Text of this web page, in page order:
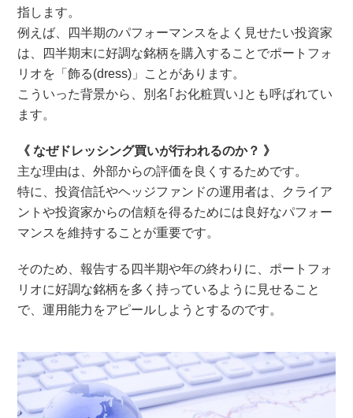
指します。
例えば、四半期のパフォーマンスをよく見せたい投資家
は、四半期末に好調な銘柄を購入することでポートフォ
リオを「飾る(dress)」ことがあります。
こういった背景から、別名｢お化粧買い｣とも呼ばれてい
ます。
《 なぜドレッシング買いが行われるのか？ 》
主な理由は、外部からの評価を良くするためです。
特に、投資信託やヘッジファンドの運用者は、クライア
ントや投資家からの信頼を得るためには良好なパフォー
マンスを維持することが重要です。
そのため、報告する四半期や年の終わりに、ポートフォ
リオに好調な銘柄を多く持っているように見せること
で、運用能力をアピールしようとするのです。